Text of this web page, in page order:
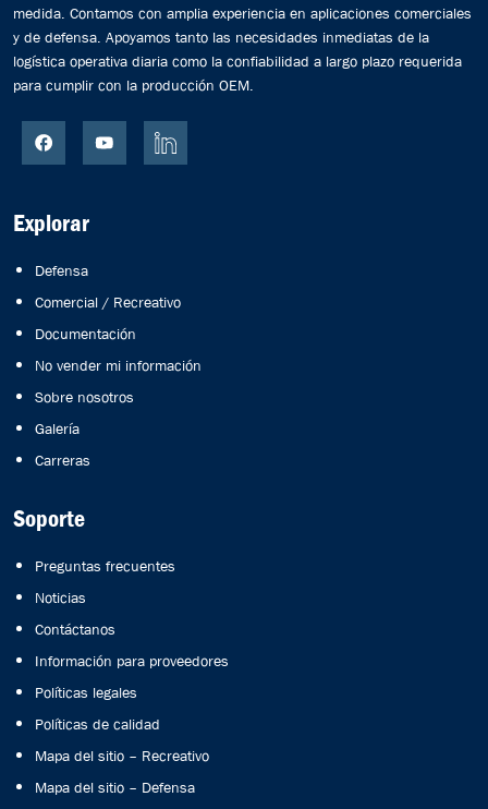
medida. Contamos con amplia experiencia en aplicaciones comerciales
y de defensa. Apoyamos tanto las necesidades inmediatas de la
logística operativa diaria como la confiabilidad a largo plazo requerida
para cumplir con la producción OEM.
Explorar
Defensa
Comercial / Recreativo
Documentación
No vender mi información
Sobre nosotros
Galería
Carreras
Soporte
Preguntas frecuentes
Noticias
Contáctanos
Información para proveedores
Políticas legales
Políticas de calidad
Mapa del sitio – Recreativo
Mapa del sitio – Defensa